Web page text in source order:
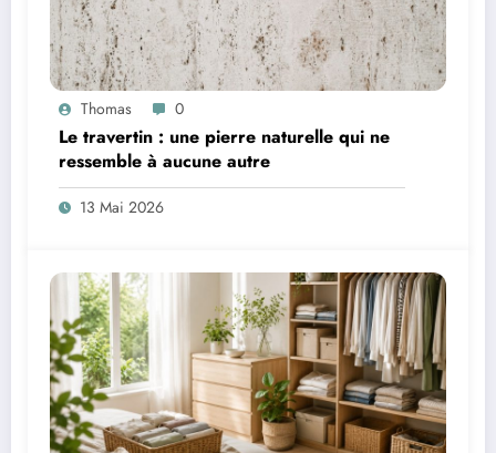
Thomas 0
Le travertin : une pierre naturelle qui ne
ressemble à aucune autre
13 Mai 2026